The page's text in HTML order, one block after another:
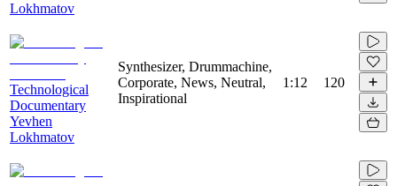
Lokhmatov
Technological
Documentary
Yevhen
Lokhmatov
Synthesizer, Drummachine,
Corporate, News, Neutral,
Inspirational
1:12 120